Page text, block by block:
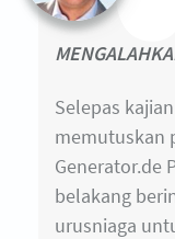
Selepas
memutuskan
Generator.de
belakang
urusniaga